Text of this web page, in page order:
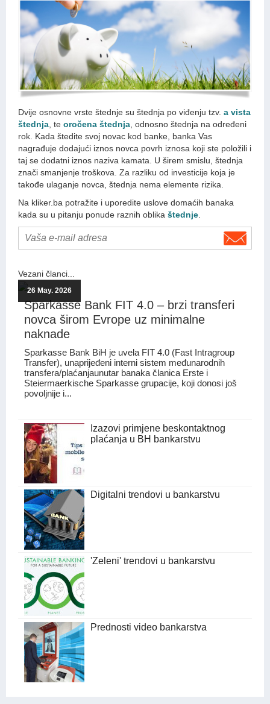
Dvije osnovne vrste štednje su štednja po viđenju tzv. a vista
štednja , te oročena štednja , odnosno štednja na određeni
rok. Kada štedite svoj novac kod banke, banka Vas
nagrađuje dodajući iznos novca povrh iznosa koji ste položili i
taj se dodatni iznos naziva kamata. U širem smislu, štednja
znači smanjenje troškova. Za razliku od investicije koja je
takođe ulaganje novca, štednja nema elemente rizika.
Na kliker.ba potražite i uporedite uslove domaćih banaka
kada su u pitanju ponude raznih oblika štednje
Vezani članci...
26 May. 2026
Sparkasse Bank FIT 4.0 – brzi transferi
novca širom Evrope uz minimalne
naknade
Sparkasse Bank BiH je uvela FIT 4.0 (Fast Intragroup
Transfer), unaprijeđeni interni sistem međunarodnih
transfera/plaćanjaunutar banaka članica Erste i
Steiermaerkische Sparkasse grupacije, koji donosi još
povoljnije i...
Izazovi primjene beskontaktnog
plaćanja u BH bankarstvu
Digitalni trendovi u bankarstvu
'Zeleni' trendovi u bankarstvu
Prednosti video bankarstva